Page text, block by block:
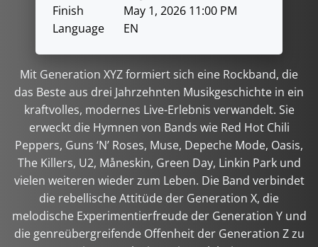
Finish
May 1, 2026 11:00 PM
Language
EN
Mit Generation XYZ formiert sich eine Rockband, die
das Beste aus drei Jahrzehnten Musikgeschichte in ein
kraftvolles, modernes Live-Erlebnis verwandelt. Sie
erweckt die Hymnen von Bands wie Red Hot Chili
Peppers, Guns ‘N’ Roses, Muse, Depeche Mode, Oasis,
The Killers, U2, Måneskin, Green Day, Linkin Park und
vielen weiteren wieder zum Leben. Die Band verbindet
die rebellische Attitüde der Generation X, die
melodische Experimentierfreude der Generation Y und
die genreübergreifende Offenheit der Generation Z zu